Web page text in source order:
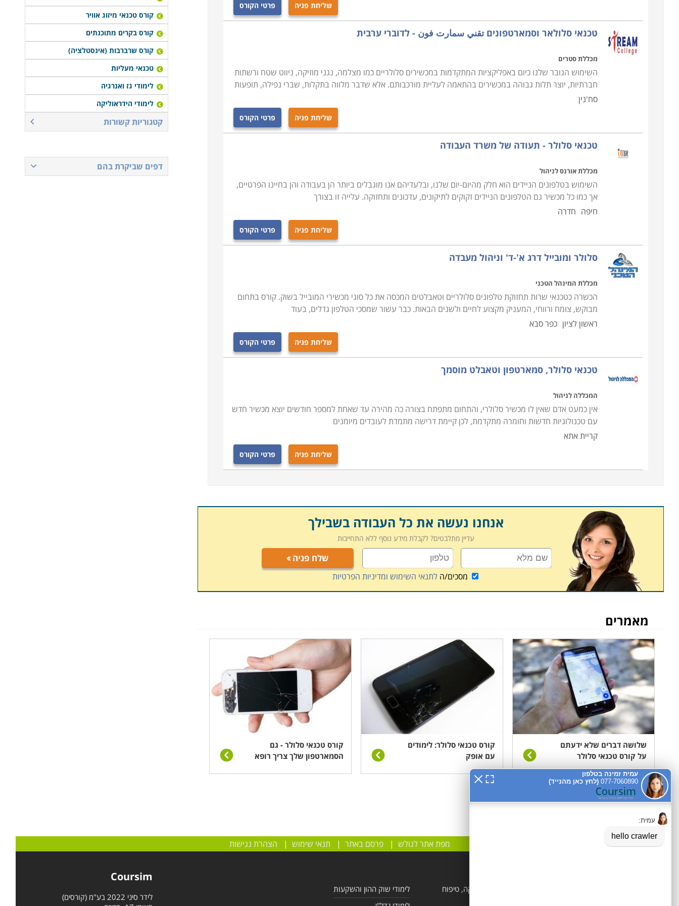
שליחת פניה פרטי הקורס
טכנאי סלולאר וסמארטפונים تقني سمارت فون - לדוברי ערבית
מכללת סטרים
השימוש הגובר שלנו כיום באפליקציות המתקדמות במכשירים סלולריים כמו מצלמה, נגני מוזיקה, ניווט שטח ורשתות
חברתיות, יוצר תלות גבוהה במכשירים בהתאמה לעליית מורכבותם. אלא שדבר מלווה בתקלות, שברי נפילה, תופעות
סח'נין
שליחת פניה פרטי הקורס
טכנאי סלולר - תעודה של משרד העבודה
מכללת אורנס לניהול
השימוש בטלפונים הניידים הוא חלק מהיום-יום שלנו, ובלעדיהם אנו מוגבלים ביותר הן בעבודה והן בחיינו הפרטיים,
אך כמו כל מכשיר גם הטלפונים הניידים זקוקים לתיקונים, עדכונים ותחזוקה. עלייה זו בצורך
חיפה חדרה
שליחת פניה פרטי הקורס
סלולר ומובייל דרג א'-ד' וניהול מעבדה
מכללת המינהל הטכני
הכשרה כטכנאי שרות תחזוקת טלפונים סלולריים וטאבלטים המכסה את כל סוגי מכשירי המובייל בשוק. קורס בתחום
מבוקש, צומח ורווחי, המעניק מקצוע לחיים ולשנים הבאות. כבר עשור שמסכי הטלפון גדלים, בעוד
ראשון לציון כפר סבא
שליחת פניה פרטי הקורס
טכנאי סלולר, סמארטפון וטאבלט מוסמך
המכללה לניהול
אין כמעט אדם שאין לו מכשיר סלולרי, והתחום מתפתח בצורה כה מהירה עד שאחת למספר חודשים יוצא מכשיר חדש
עם טכנולוגיות חדשות וחומרה מתקדמת, לכן קיימת דרישה מתמדת לעובדים מיומנים
קריית אתא
שליחת פניה פרטי הקורס
אנחנו נעשה את כל העבודה בשבילך
עדיין מתלבטים? לקבלת מידע נוסף ללא התחייבות
שלח פניה
מסכים/הלתנאי השימוש ומדיניות הפרטיות
מאמרים
שלושה דברים שלא ידעתם
על קורס טכנאי סלולר
קורס טכנאי סלולר: לימודים
עם אופק
קורס טכנאי סלולר - גם
הסמארטפון שלך צריך רופא
קורס טכנאי מיזוג אוויר
קורס בקרים מתוכנתים
קורס שרברבות (אינסטלציה)
טכנאי מעליות
לימודי גז ואנרגיה
לימודי הידראוליקה
קטגוריות קשורות
דפים שביקרת בהם
מפת אתר לגולש |פרסם באתר | תנאי שימוש | הצהרת נגישות
לימודי קוסמטיקה, טיפוח
לימודי שוק ההון והשקעות
Coursim
לידר סיני 2022 בע"מ (קורסים)